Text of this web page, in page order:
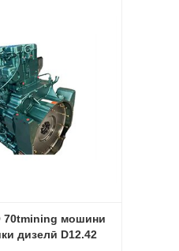
70tmining мошини
дизелӣ D12.42